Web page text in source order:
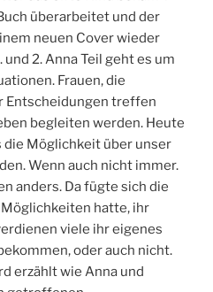
überarbeitet und der
neuen Cover wieder
2. Anna Teil geht es um
Frauen, die
Entscheidungen treffen
begleiten werden. Heute
die Möglichkeit über unser
Wenn auch nicht immer.
anders. Da fügte sich die
hatte, ihr
viele ihr eigenes
oder auch nicht.
erzählt wie Anna und